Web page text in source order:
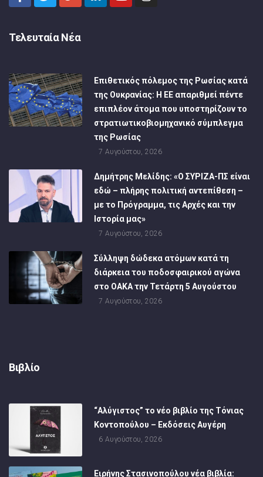
Τελευταία Νέα
Επιθετικός πόλεμος της Ρωσίας κατά
της Ουκρανίας: Η ΕΕ απαριθμεί πέντε
επιπλέον άτομα που υποστηρίζουν το
στρατιωτικοβιομηχανικό σύμπλεγμα
της Ρωσίας
7 Αυγούστου, 2026
Δημήτρης Μελίδης: «Ο ΣΥΡΙΖΑ-ΠΣ είναι
εδώ – πλήρης πολιτική αντεπίθεση –
με το Πρόγραμμα, τις Αρχές και την
Ιστορία μας»
7 Αυγούστου, 2026
Σύλληψη δώδεκα ατόμων κατά τη
διάρκεια του ποδοσφαιρικού αγώνα
στο ΟΑΚΑ την Τετάρτη 5 Αυγούστου
7 Αυγούστου, 2026
Βιβλίο
“Αλύγιστος” το νέο βιβλίο της Τόνιας
Κοντοπούλου – Εκδόσεις Αυγέρη
6 Αυγούστου, 2026
Ειρήνης Στασινοπούλου νέα βιβλία: